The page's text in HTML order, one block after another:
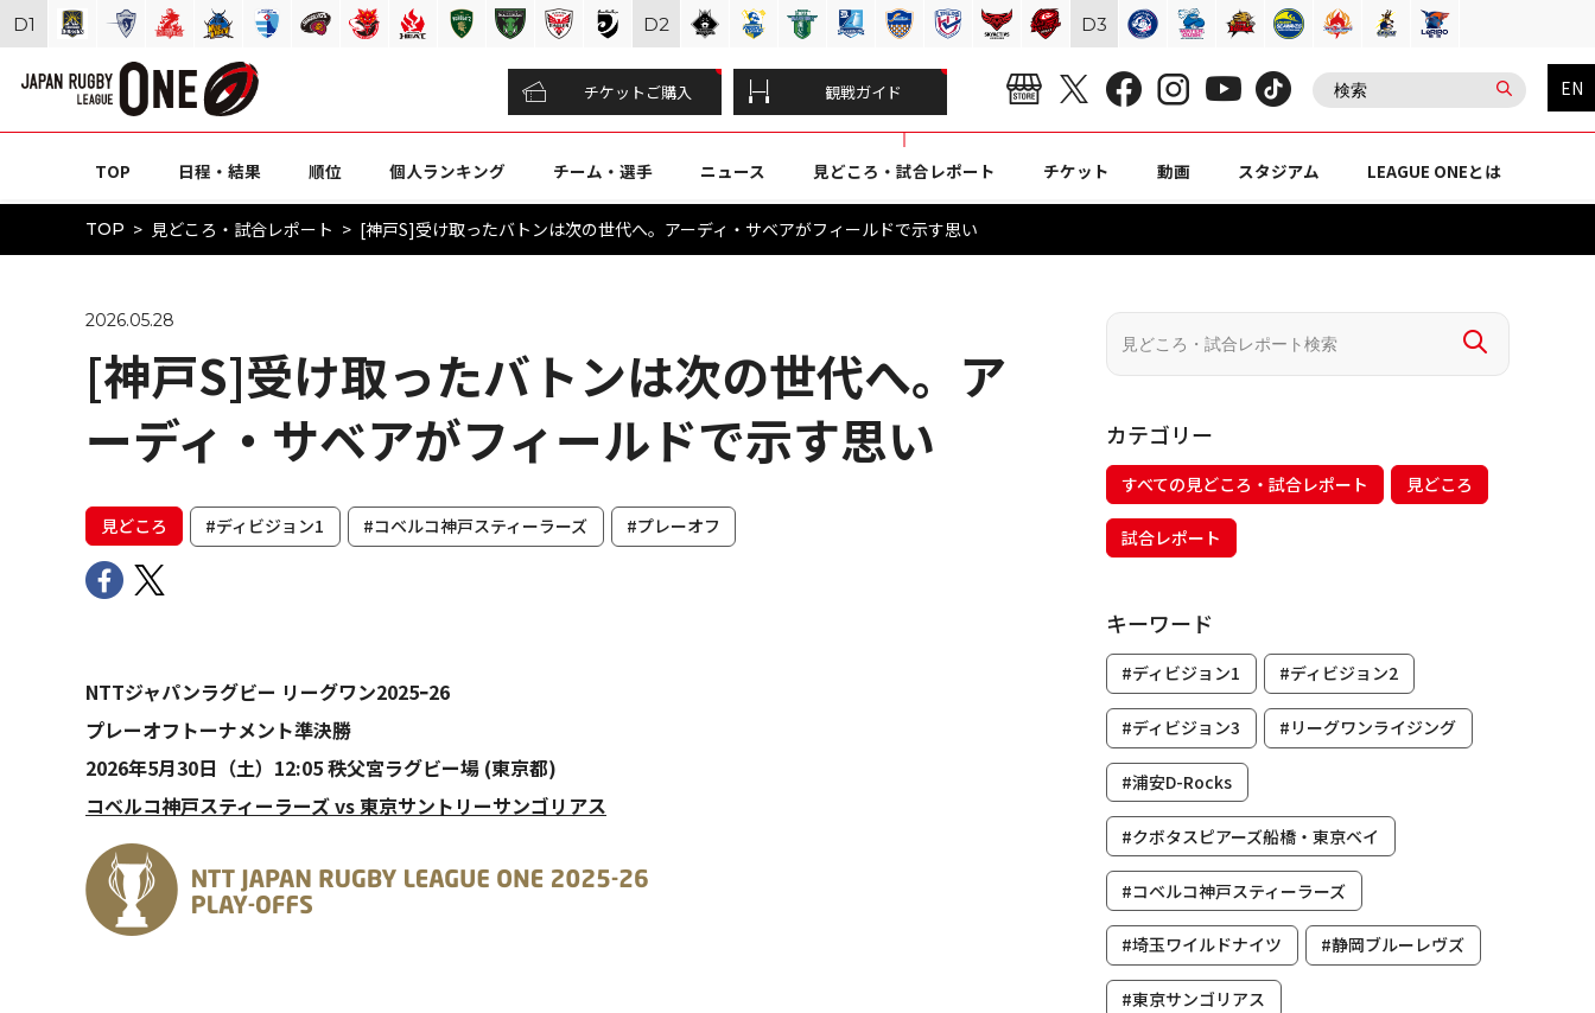
チケットご購入 観戦ガイド EN
TOP 日程・結果 順位 個人ランキング チーム・選手 ニュース 見どころ・試合レポート チケット 動画 スタジアム LEAGUE ONEとは
TOP 見どころ・試合レポート [神戸S]受け取ったバトンは次の世代へ。アーディ・サベアがフィールドで示す思い
2026.05.28
[神戸S]受け取ったバトンは次の世代へ。ア
ーディ・サベアがフィールドで示す思い
見どころ #ディビジョン1 #コベルコ神戸スティーラーズ #プレーオフ
NTTジャパンラグビー リーグワン2025ｰ26
プレーオフトーナメント準決勝
2026年5月30日（土）12:05 秩父宮ラグビー場 (東京都)
コベルコ神戸スティーラーズ vs 東京サントリーサンゴリアス
カテゴリー
すべての見どころ・試合レポート 見どころ
試合レポート
キーワード
#ディビジョン1 #ディビジョン2
#ディビジョン3 #リーグワンライジング
#浦安D-Rocks
#クボタスピアーズ船橋・東京ベイ
#コベルコ神戸スティーラーズ
#埼玉ワイルドナイツ #静岡ブルーレヴズ
#東京サンゴリアス
D1 D2 D3